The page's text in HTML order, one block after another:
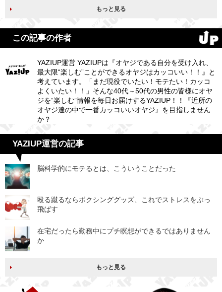
もっと見る
この記事の作者
YAZIUP運営 YAZIUPは『オヤジである自分を受け入れ、
最大限“楽しむ”ことができるオヤジはカッコいい！！』と
考えています。「まだ現役でいたい！モテたい！カッコ
よくいたい！！」そんな40代～50代の男性の皆様にオヤ
ジを“楽しむ”情報を毎日お届けするYAZIUP！！『近所の
オヤジ達の中で一番カッコいいオヤジ』を目指しません
か？
YAZIUP運営の記事
脳科学的にモテるとは、こういうことだった
殴る蹴るならボクシンググッズ、これでストレスをぶっ
飛ばす
在宅だったら勤務中にプチ瞑想ができるではありません
か
もっと見る